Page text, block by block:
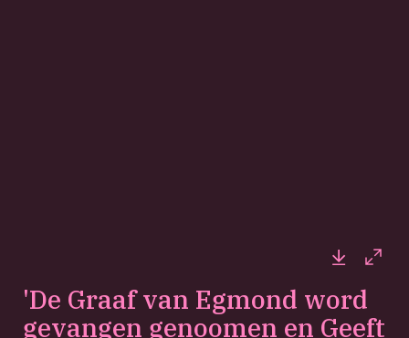
'De Graaf van Egmond word
gevangen genoomen en Geeft